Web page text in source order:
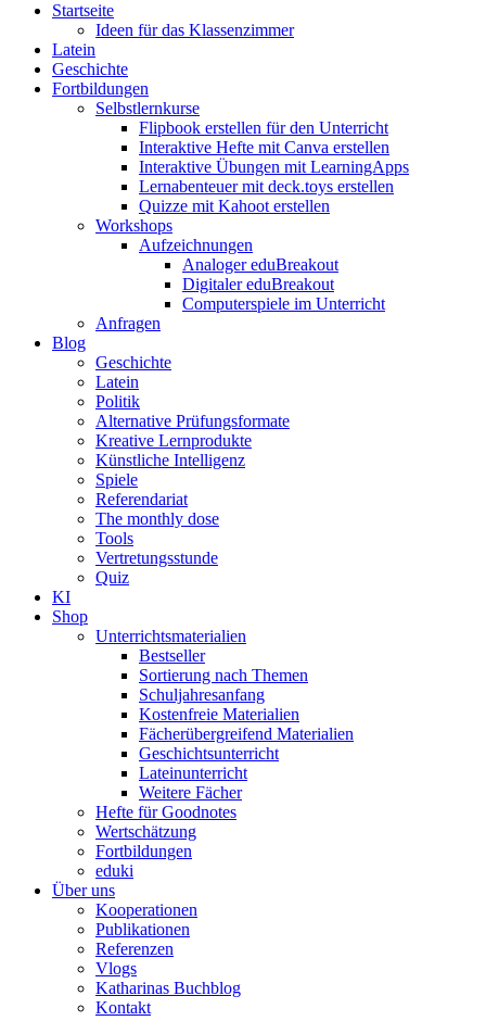
Startseite
Ideen für das Klassenzimmer
Latein
Geschichte
Fortbildungen
Selbstlernkurse
Flipbook erstellen für den Unterricht
Interaktive Hefte mit Canva erstellen
Interaktive Übungen mit LearningApps
Lernabenteuer mit deck.toys erstellen
Quizze mit Kahoot erstellen
Workshops
Aufzeichnungen
Analoger eduBreakout
Digitaler eduBreakout
Computerspiele im Unterricht
Anfragen
Blog
Geschichte
Latein
Politik
Alternative Prüfungsformate
Kreative Lernprodukte
Künstliche Intelligenz
Spiele
Referendariat
The monthly dose
Tools
Vertretungsstunde
Quiz
KI
Shop
Unterrichtsmaterialien
Bestseller
Sortierung nach Themen
Schuljahresanfang
Kostenfreie Materialien
Fächerübergreifend Materialien
Geschichtsunterricht
Lateinunterricht
Weitere Fächer
Hefte für Goodnotes
Wertschätzung
Fortbildungen
eduki
Über uns
Kooperationen
Publikationen
Referenzen
Vlogs
Katharinas Buchblog
Kontakt